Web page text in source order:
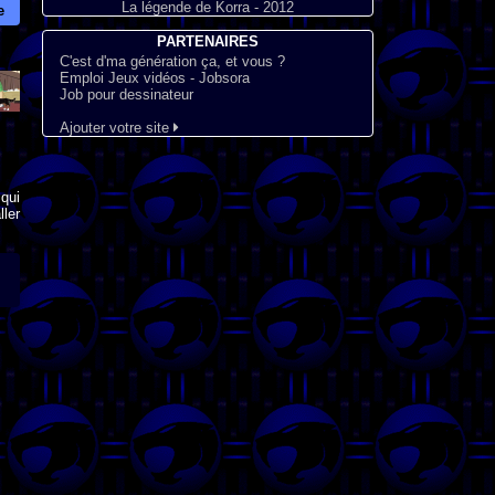
La légende de Korra - 2012
PARTENAIRES
C'est d'ma génération ça, et vous ?
Emploi Jeux vidéos - Jobsora
Job pour dessinateur
Ajouter votre site